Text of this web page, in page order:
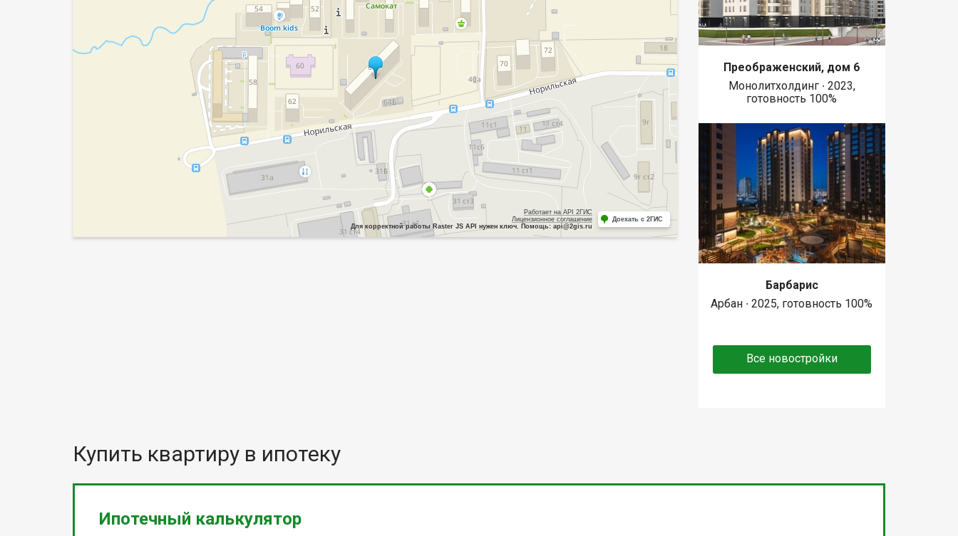
Работает на API 2ГИС
Лицензионное соглашение
Для корректной работы Raster JS API нужен ключ. Помощь: api@2gis.ru
Доехать с 2ГИС
Преображенский, дом 6
Монолитхолдинг ∙ 2023,
готовность 100%
Барбарис
Арбан ∙ 2025, готовность 100%
Все новостройки
Купить квартиру в ипотеку
Ипотечный калькулятор